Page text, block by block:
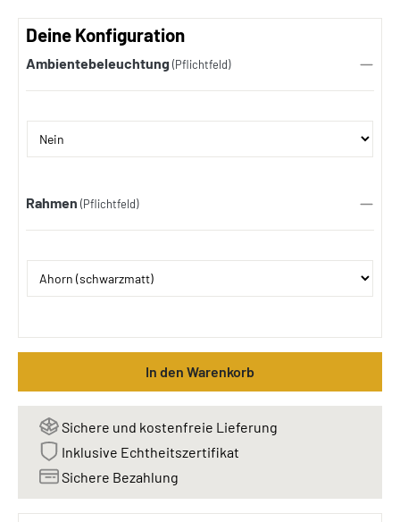
Deine Konfiguration
Ambientebeleuchtung (Pflichtfeld)
Rahmen (Pflichtfeld)
In den Warenkorb
Sichere und kostenfreie Lieferung
Inklusive Echtheitszertifikat
Sichere Bezahlung